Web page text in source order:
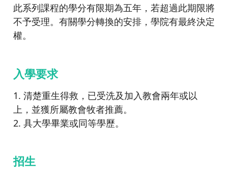
此系列課程的學分有限期為五年，若超過此期限將
不予受理。有關學分轉換的安排，學院有最終決定
權。
入學要求
1. 清楚重生得救，已受洗及加入教會兩年或以
上，並獲所屬教會牧者推薦。
2. 具大學畢業或同等學歷。
招生